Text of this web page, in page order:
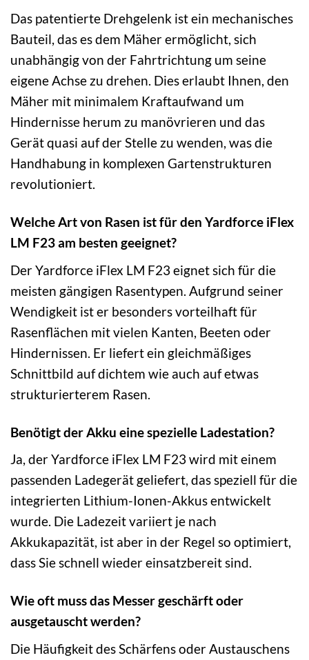
Das patentierte Drehgelenk ist ein mechanisches
Bauteil, das es dem Mäher ermöglicht, sich
unabhängig von der Fahrtrichtung um seine
eigene Achse zu drehen. Dies erlaubt Ihnen, den
Mäher mit minimalem Kraftaufwand um
Hindernisse herum zu manövrieren und das
Gerät quasi auf der Stelle zu wenden, was die
Handhabung in komplexen Gartenstrukturen
revolutioniert.
Welche Art von Rasen ist für den Yardforce iFlex
LM F23 am besten geeignet?
Der Yardforce iFlex LM F23 eignet sich für die
meisten gängigen Rasentypen. Aufgrund seiner
Wendigkeit ist er besonders vorteilhaft für
Rasenflächen mit vielen Kanten, Beeten oder
Hindernissen. Er liefert ein gleichmäßiges
Schnittbild auf dichtem wie auch auf etwas
strukturierterem Rasen.
Benötigt der Akku eine spezielle Ladestation?
Ja, der Yardforce iFlex LM F23 wird mit einem
passenden Ladegerät geliefert, das speziell für die
integrierten Lithium-Ionen-Akkus entwickelt
wurde. Die Ladezeit variiert je nach
Akkukapazität, ist aber in der Regel so optimiert,
dass Sie schnell wieder einsatzbereit sind.
Wie oft muss das Messer geschärft oder
ausgetauscht werden?
Die Häufigkeit des Schärfens oder Austauschens